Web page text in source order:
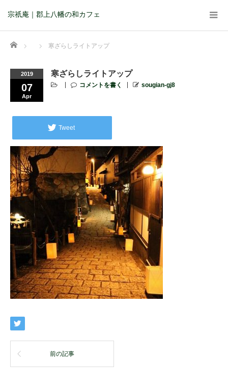
宗祇庵｜郡上八幡の和カフェ
Home 寒ざらしライトアップ
2019
07
Apr
寒ざらしライトアップ
コメントを書く sougian-gj8
Tweet
前の記事